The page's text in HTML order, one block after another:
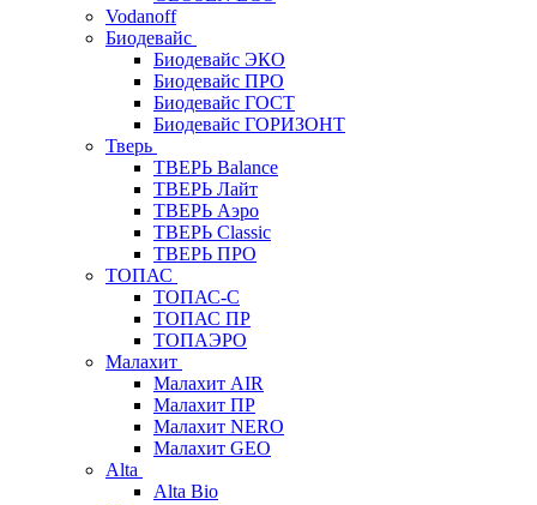
Vodanoff
Биодевайс
Биодевайс ЭКО
Биодевайс ПРО
Биодевайс ГОСТ
Биодевайс ГОРИЗОНТ
Тверь
ТВЕРЬ Balance
ТВЕРЬ Лайт
ТВЕРЬ Аэро
ТВЕРЬ Classic
ТВЕРЬ ПРО
ТОПАС
ТОПАС-С
ТОПАС ПР
ТОПАЭРО
Малахит
Малахит AIR
Малахит ПР
Малахит NERO
Малахит GEO
Alta
Alta Bio